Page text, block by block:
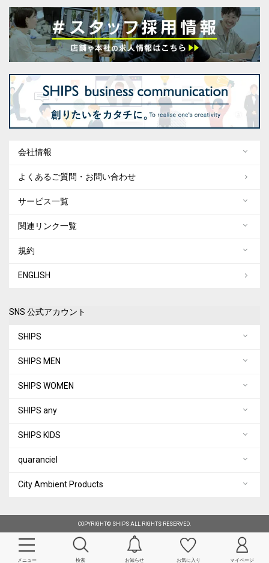
メニュー 検索 お知らせ お気に入り マイページ
会社情報
よくあるご質問・お問い合わせ
サービス一覧
関連リンク一覧
規約
ENGLISH
SNS 公式アカウント
SHIPS
SHIPS MEN
SHIPS WOMEN
SHIPS any
SHIPS KIDS
quaranciel
City Ambient Products
COPYRIGHT© SHIPS ALL RIGHTS RESERVED.